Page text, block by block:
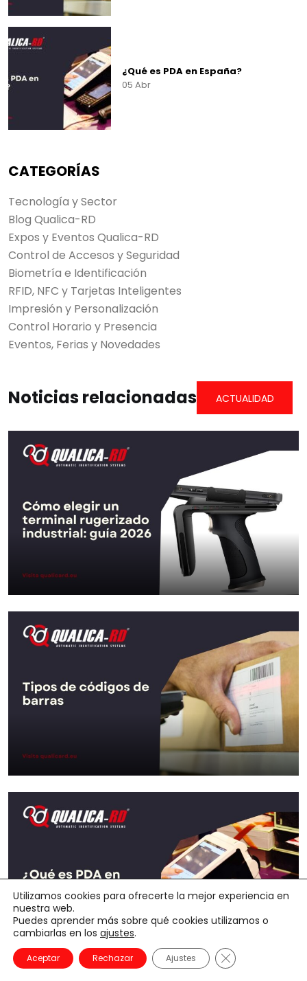
¿Qué es PDA en España?
05 Abr
CATEGORÍAS
Tecnología y Sector
Blog Qualica-RD
Expos y Eventos Qualica-RD
Control de Accesos y Seguridad
Biometría e Identificación
RFID, NFC y Tarjetas Inteligentes
Impresión y Personalización
Control Horario y Presencia
Eventos, Ferias y Novedades
Noticias relacionadas ACTUALIDAD
Cómo elegir un terminal rugerizado
industrial: guía 2026
Tipos de códigos de barras
Ir al Post
Utilizamos cookies para ofrecerte la mejor experiencia en
nuestra web.
Puedes aprender más sobre qué cookies utilizamos o
cambiarlas en los ajustes.
Aceptar Rechazar Ajustes Cerrar el banner